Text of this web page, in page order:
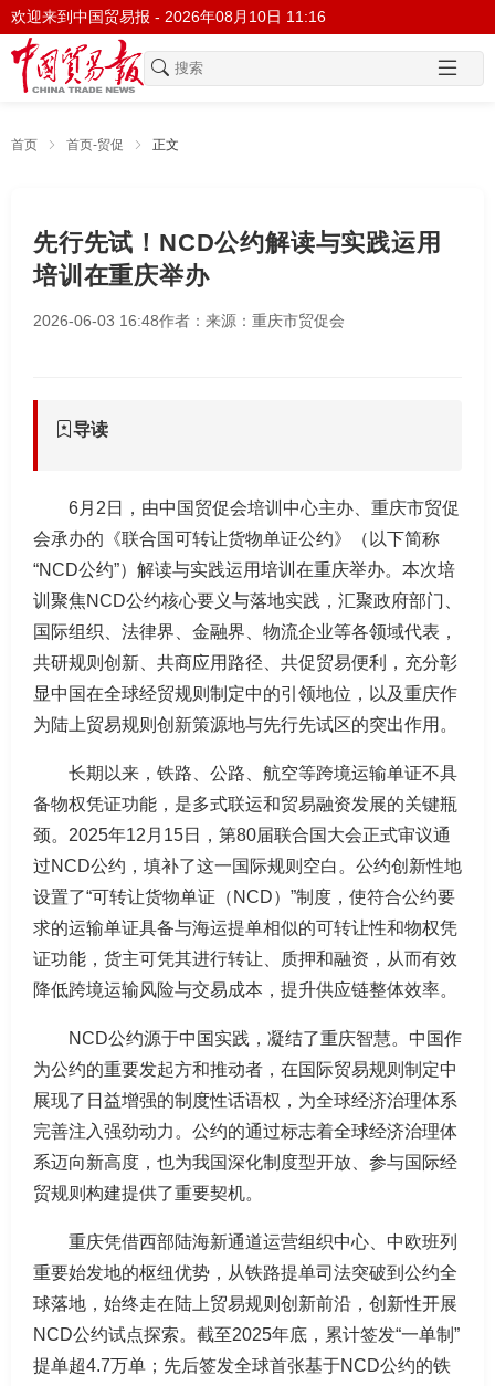
欢迎来到中国贸易报 - 2026年08月10日 11:16
首页 首页-贸促 正文
先行先试！NCD公约解读与实践运用
培训在重庆举办
2026-06-03 16:48作者： 来源：重庆市贸促会
导读
6月2日，由中国贸促会培训中心主办、重庆市贸促
会承办的《联合国可转让货物单证公约》（以下简称
“NCD公约”）解读与实践运用培训在重庆举办。本次培
训聚焦NCD公约核心要义与落地实践，汇聚政府部门、
国际组织、法律界、金融界、物流企业等各领域代表，
共研规则创新、共商应用路径、共促贸易便利，充分彰
显中国在全球经贸规则制定中的引领地位，以及重庆作
为陆上贸易规则创新策源地与先行先试区的突出作用。
长期以来，铁路、公路、航空等跨境运输单证不具
备物权凭证功能，是多式联运和贸易融资发展的关键瓶
颈。2025年12月15日，第80届联合国大会正式审议通
过NCD公约，填补了这一国际规则空白。公约创新性地
设置了“可转让货物单证（NCD）”制度，使符合公约要
求的运输单证具备与海运提单相似的可转让性和物权凭
证功能，货主可凭其进行转让、质押和融资，从而有效
降低跨境运输风险与交易成本，提升供应链整体效率。
NCD公约源于中国实践，凝结了重庆智慧。中国作
为公约的重要发起方和推动者，在国际贸易规则制定中
展现了日益增强的制度性话语权，为全球经济治理体系
完善注入强劲动力。公约的通过标志着全球经济治理体
系迈向新高度，也为我国深化制度型开放、参与国际经
贸规则构建提供了重要契机。
重庆凭借西部陆海新通道运营组织中心、中欧班列
重要始发地的枢纽优势，从铁路提单司法突破到公约全
球落地，始终走在陆上贸易规则创新前沿，创新性开展
NCD公约试点探索。截至2025年底，累计签发“一单制”
提单超4.7万单；先后签发全球首张基于NCD公约的铁